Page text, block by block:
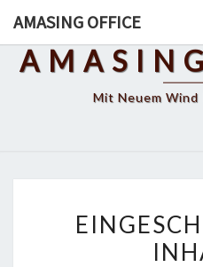
content
AMASING OFFICE
Mit Neuem